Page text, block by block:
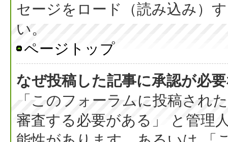
セージをロード（読み込み）
い。
ページトップ
なぜ投稿した記事に承認が必
「このフォーラムに投稿され
審査する必要がある」 と管理